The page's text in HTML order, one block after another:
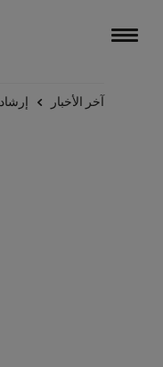
آخر الأخبار